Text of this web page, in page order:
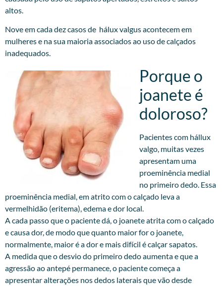
altos.
Nove em cada dez casos de hálux valgus acontecem em
mulheres e na sua maioria associados ao uso de calçados
inadequados.
Porque o
joanete é
doloroso?
Pacientes com hállux
valgo, muitas vezes
apresentam uma
proeminência medial
no primeiro dedo. Essa
proeminência medial, em atrito com o calçado leva a
vermelhidão (eritema), edema e dor local.
A cada passo que o paciente dá, o joanete atrita com o calçado
e causa dor, de modo que quanto maior for o joanete,
normalmente, maior é a dor e mais difícil é calçar sapatos.
A medida que o desvio do primeiro dedo aumenta e que a
agressão ao antepé permanece, o paciente começa a
apresentar alterações nos dedos laterais que vão desde